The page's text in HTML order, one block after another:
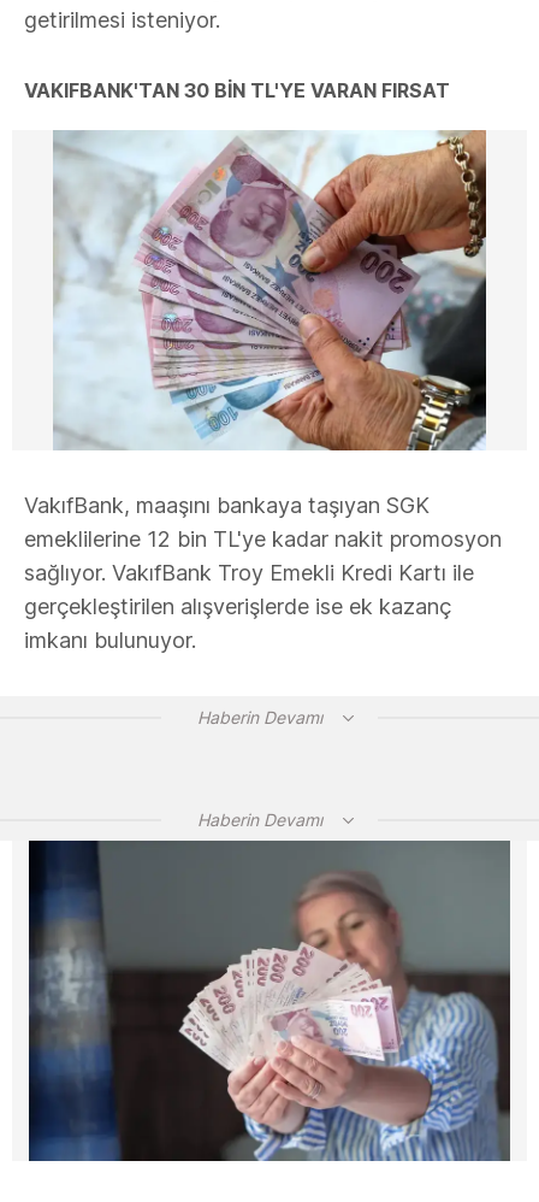
getirilmesi isteniyor.
VAKIFBANK'TAN 30 BİN TL'YE VARAN FIRSAT
VakıfBank, maaşını bankaya taşıyan SGK
emeklilerine 12 bin TL'ye kadar nakit promosyon
sağlıyor. VakıfBank Troy Emekli Kredi Kartı ile
gerçekleştirilen alışverişlerde ise ek kazanç
imkanı bulunuyor.
Haberin Devamı
Haberin Devamı